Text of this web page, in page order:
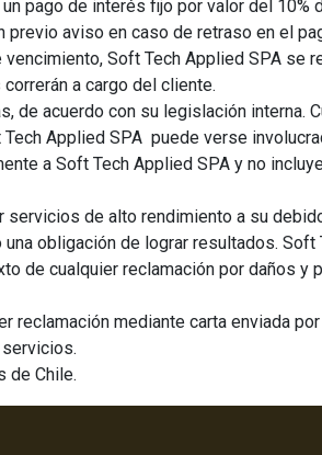
pago de interés fijo por valor del 10%
aviso en caso de retraso en el
Soft Tech Applied SPA se
a cargo del cliente.
acuerdo con su legislación interna.
Applied SPA puede verse
a Soft Tech Applied SPA y no
de alto rendimiento a su
obligación de lograr resultados.
de cualquier reclamación por daños
reclamación mediante carta enviada
de Chile.